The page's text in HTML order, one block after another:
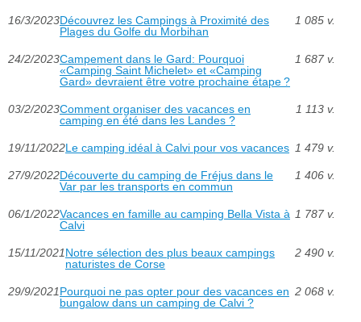
16/3/2023Découvrez les Campings à Proximité des
Plages du Golfe du Morbihan
1 085 v.
24/2/2023Campement dans le Gard: Pourquoi
«Camping Saint Michelet» et «Camping
Gard» devraient être votre prochaine étape ?
1 687 v.
03/2/2023Comment organiser des vacances en
camping en été dans les Landes ?
1 113 v.
19/11/2022Le camping idéal à Calvi pour vos vacances 1 479 v.
27/9/2022Découverte du camping de Fréjus dans le
Var par les transports en commun
1 406 v.
06/1/2022Vacances en famille au camping Bella Vista à
Calvi
1 787 v.
15/11/2021Notre sélection des plus beaux campings
naturistes de Corse
2 490 v.
29/9/2021Pourquoi ne pas opter pour des vacances en
bungalow dans un camping de Calvi ?
2 068 v.